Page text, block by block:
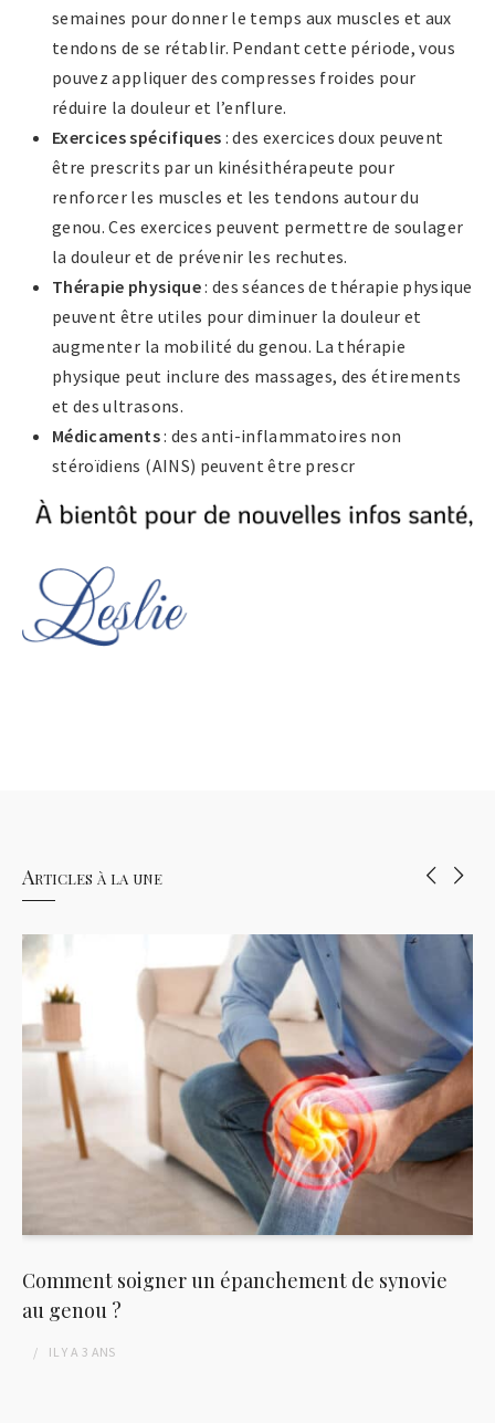
semaines pour donner le temps aux muscles et aux
tendons de se rétablir. Pendant cette période, vous
pouvez appliquer des compresses froides pour
réduire la douleur et l’enflure.
Exercices spécifiques : des exercices doux peuvent
être prescrits par un kinésithérapeute pour
renforcer les muscles et les tendons autour du
genou. Ces exercices peuvent permettre de soulager
la douleur et de prévenir les rechutes.
Thérapie physique: des séances de thérapie physique
peuvent être utiles pour diminuer la douleur et
augmenter la mobilité du genou. La thérapie
physique peut inclure des massages, des étirements
et des ultrasons.
Médicaments: des anti-inflammatoires non
stéroïdiens (AINS) peuvent être prescr
Articles à la une
Comment soigner un épanchement de synovie
au genou ?
IL Y A 3 ANS